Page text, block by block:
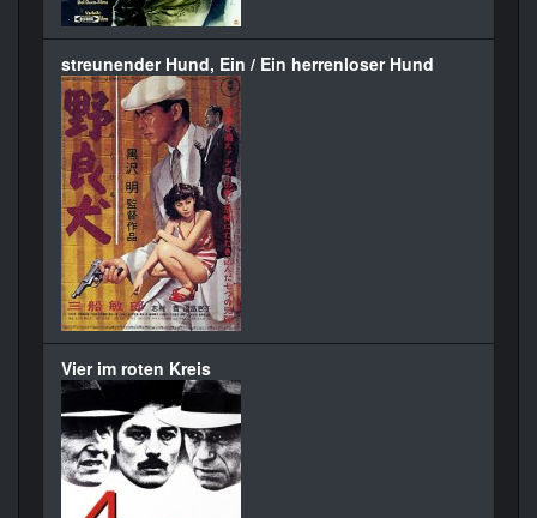
streunender Hund, Ein / Ein herrenloser Hund
Vier im roten Kreis